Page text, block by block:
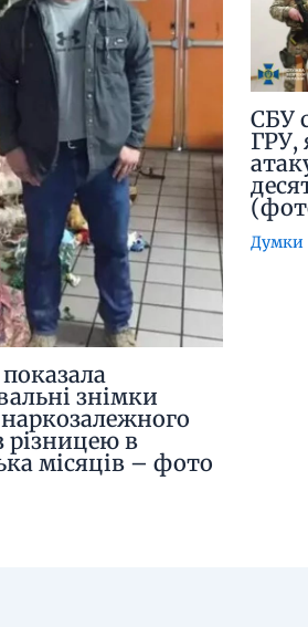
знімки
різницею в
місяців – фото
СБУ
ГРУ,
Думки